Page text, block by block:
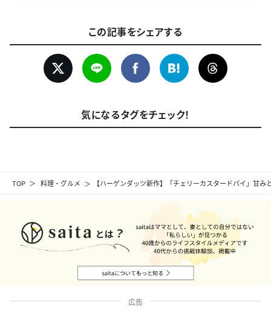
TOP 料理・グルメ 【ハーゲンダッツ新作】「チェリーカスタードパイ」甘
この記事をシェアする
気になるタグをチェック！
広告